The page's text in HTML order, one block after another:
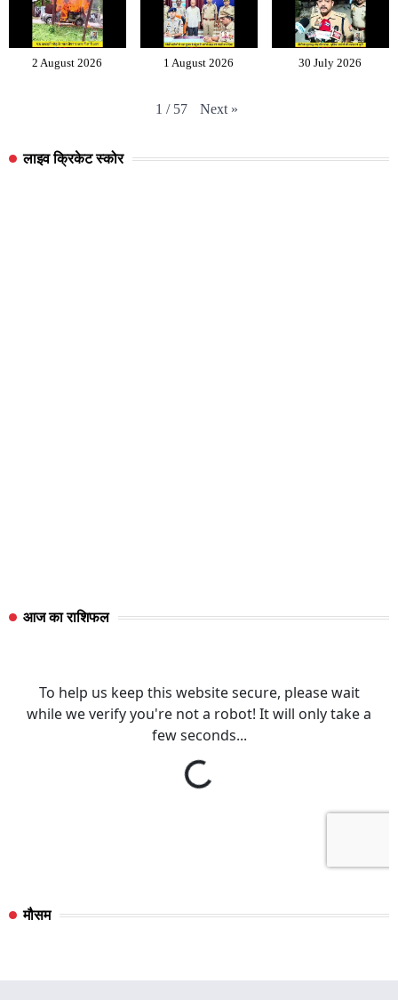
2 August 2026 1 August 2026 30 July 2026
1 / 57 Next »
लाइव क्रिकेट स्कोर
आज का राशिफल
मौसम